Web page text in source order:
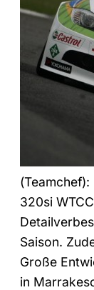
320si
Saison.
Große
in